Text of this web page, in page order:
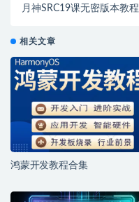
月神SRC19课无密版本教程
相关文章
鸿蒙开发教程合集